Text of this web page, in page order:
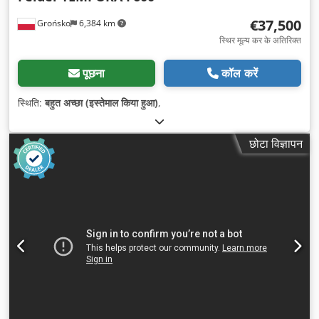
Grońsko 6,384 km €37,500
स्थिर मूल्य कर के अतिरिक्त
पूछना कॉल करें
स्थिति:बहुत अच्छा (इस्तेमाल किया हुआ),
छोटा विज्ञापन